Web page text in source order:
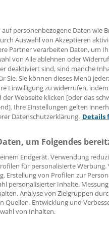
öffentlichen Haushalte
Jahres um 2,5 Prozent
das Einnahmenplus der
das Statistische
sobald Sie sich
Kostenlos
und kostenlos.
personenbezogene Daten wie
Auswahl von Akzeptieren
Partner verarbeiten Daten, um
von Alle ablehnen oder
deaktiviert sind, sind manche
Sie. Sie können dieses Menü
Einwilligung zu widerrufen, indem
Webseite klicken [oder das
Ihre Einstellungen gelten
Datenschutzerklärung. Details
um Folgendes
Endgerät. Verwendung
für personalisierte
Erstellung von Profilen zur
personalisierter Inhalte.
Analyse von Zielgruppen
Entwicklung und
von Inhalten.